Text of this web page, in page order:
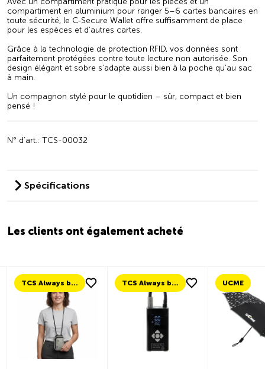
compartiment en aluminium pour ranger 5–6 cartes bancaires en
toute sécurité, le C-Secure Wallet offre suffisamment de place
pour les espèces et d’autres cartes.
Grâce à la technologie de protection RFID, vos données sont
parfaitement protégées contre toute lecture non autorisée. Son
design élégant et sobre s’adapte aussi bien à la poche qu’au sac
à main.
Un compagnon stylé pour le quotidien – sûr, compact et bien
pensé !
N° d’art.: TCS-00032
Spécifications
Les clients ont également acheté
TCS Always by my side TCS Always by my side UCME